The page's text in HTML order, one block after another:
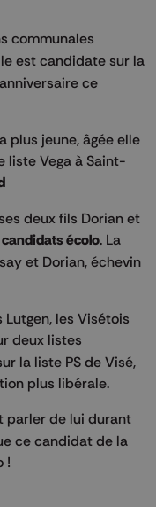
communales
est candidate sur la
ce
plus jeune, âgée elle
liste Vega à Saint-
deux fils Dorian et
écolo. La
et Dorian, échevin
Lutgen, les Visétois
deux listes
la liste PS de Visé,
plus libérale.
parler de lui durant
ce candidat de la
!